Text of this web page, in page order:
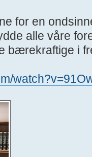
for en
alle våre
bærekraftige i